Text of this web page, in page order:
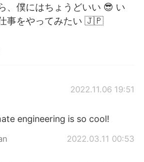
Italiano
、僕にはちょうどいい 😎 い
事をやってみたい 🇯🇵
2022.11.06 19:51
engineering is so cool!
2022.03.11 00:53